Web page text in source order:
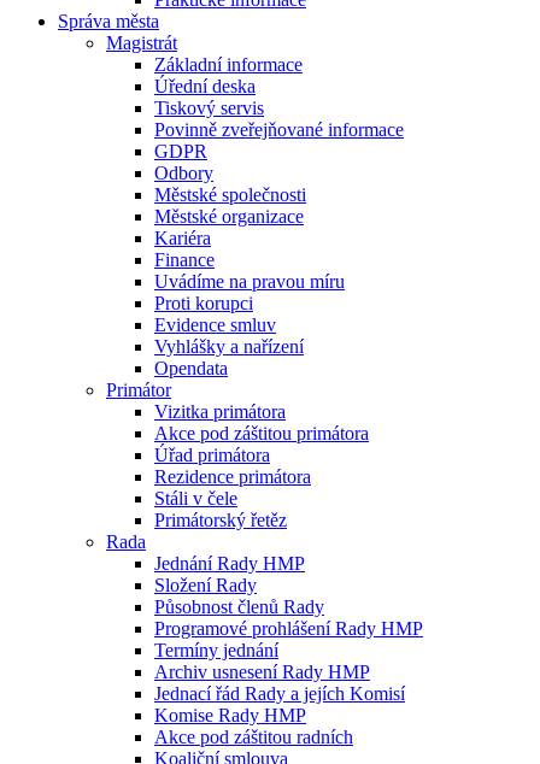
Správa města
Magistrát
Základní informace
Úřední deska
Tiskový servis
Povinně zveřejňované informace
GDPR
Odbory
Městské společnosti
Městské organizace
Kariéra
Finance
Uvádíme na pravou míru
Proti korupci
Evidence smluv
Vyhlášky a nařízení
Opendata
Primátor
Vizitka primátora
Akce pod záštitou primátora
Úřad primátora
Rezidence primátora
Stáli v čele
Primátorský řetěz
Rada
Jednání Rady HMP
Složení Rady
Působnost členů Rady
Programové prohlášení Rady HMP
Termíny jednání
Archiv usnesení Rady HMP
Jednací řád Rady a jejích Komisí
Komise Rady HMP
Akce pod záštitou radních
Koaliční smlouva